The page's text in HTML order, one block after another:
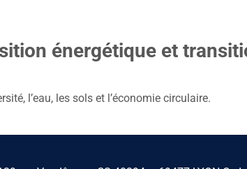
énergétique et
l’eau, les sols et l’économie circulaire.